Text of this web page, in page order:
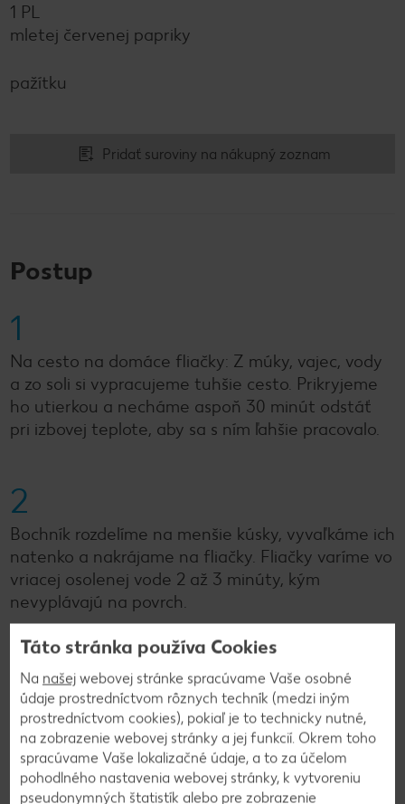
1 PL
mletej červenej papriky
pažítku
Pridať suroviny na nákupný zoznam
Postup
1
Na cesto na domáce fliačky: Z múky, vajec, vody
a zo soli si vypracujeme tuhšie cesto. Prikryjeme
ho utierkou a necháme aspoň 30 minút odstáť
pri izbovej teplote, aby sa s ním ľahšie pracovalo.
2
Bochník rozdelíme na menšie kúsky, vyvaľkáme ich
natenko a nakrájame na fliačky. Fliačky varíme vo
vriacej osolenej vode 2 až 3 minúty, kým
nevyplávajú na povrch.
3
Zemiaky očistíme, umyjeme a nakrájame na
kocky. Uvaríme domäkka v osolenej vode. Zľahka
ich po uvarení popučíme.
Táto stránka používa Cookies
Na našej webovej stránke spracúvame Vaše osobné
údaje prostredníctvom rôznych techník (medzi iným
prostredníctvom cookies), pokiaľ je to technicky nutné,
na zobrazenie webovej stránky a jej funkcií. Okrem toho
spracúvame Vaše lokalizačné údaje, a to za účelom
pohodlného nastavenia webovej stránky, k vytvoreniu
pseudonymných štatistík alebo pre zobrazenie